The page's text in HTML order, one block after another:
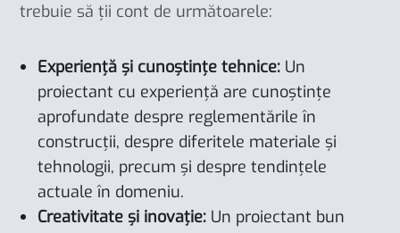
trebuie să ții cont de următoarele:
Experiență și cunoștințe tehnice: Un
proiectant cu experiență are cunoștințe
aprofundate despre reglementările în
construcții, despre diferitele materiale și
tehnologii, precum și despre tendințele
actuale în domeniu.
Creativitate și inovație: Un proiectant bun